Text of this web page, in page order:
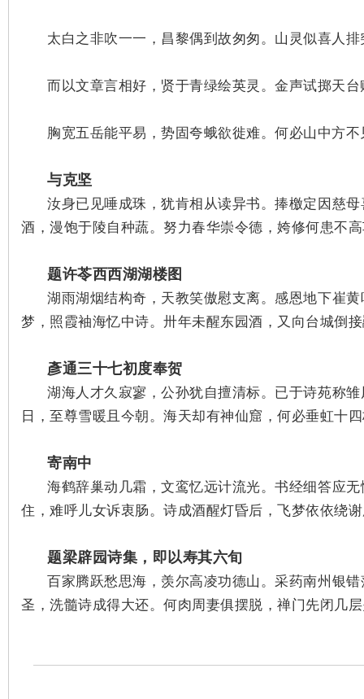
太白之非吹一一，昌黎偶到故匆匆。山灵似喜人
而以文章言相好，贤于青绿绘英灵。金声试掷天
胸宽五岳能平易，势固夸蛾欲徙难。何必山中方
与克坚
汝身已见唾成珠，犹肯相从读异书。捧檄定因慈
酒，漫饱于陵自种蔬。 努力春华崇令德，姱修何患不
题许苓西西湖湖楼图
湖雨湖烟结构奇，天教笑傲慰支离。感恩地下崔
梦，照霞袖海忆中诗。卅年未醒东园酒，又向台城倒接
彥通三十七初度奉贺
湖海人才久寂寥，公孙犹自擅清标。已于诗苑称雏
日，至尊雪暖且今朝。海天却有神仙窟，何必垂虹十
寄南中
海鹤辞巢动几霜，文鸾忆远计流光。书经细答应
住，难呼儿女诉衷肠。 诗成酒醒灯昏后，飞梦依依绕
题梁辟园诗集，即以寿其六旬
百家腾跃愁思海，羡尔高凌功德山。采药南州银
圣，洗髓诗成得大还。何肉周妻俱摆脱，禅门先闭几